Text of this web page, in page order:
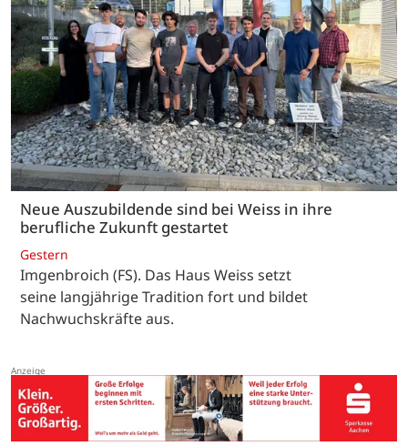
Neue Auszubildende sind bei Weiss in ihre
berufliche Zukunft gestartet
Gestern
Imgenbroich (FS). Das Haus Weiss setzt
seine langjährige Tradition fort und bildet
Nachwuchskräfte aus.